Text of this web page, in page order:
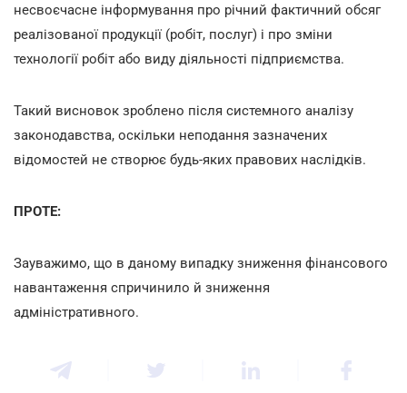
несвоєчасне інформування про річний фактичний обсяг
реалізованої продукції (робіт, послуг) і про зміни
технології робіт або виду діяльності підприємства.
Такий висновок зроблено після системного аналізу
законодавства, оскільки неподання зазначених
відомостей не створює будь-яких правових наслідків.
ПРОТЕ:
Зауважимо, що в даному випадку зниження фінансового
навантаження спричинило й зниження
адміністративного.